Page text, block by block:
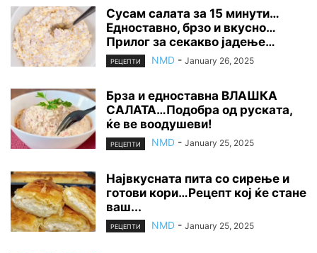
Сусам салата за 15 минути…
Едноставно, брзо и вкусно…
Прилог за секакво јадење…
РЕЦЕПТИ NMD - January 26, 2025
Брза и едноставна ВЛАШКА
САЛАТА…Подобра од руската,
ќе ве воодушеви!
РЕЦЕПТИ NMD - January 25, 2025
Највкусната пита со сирење и
готови кори…Рецепт кој ќе стане
ваш...
РЕЦЕПТИ NMD - January 25, 2025